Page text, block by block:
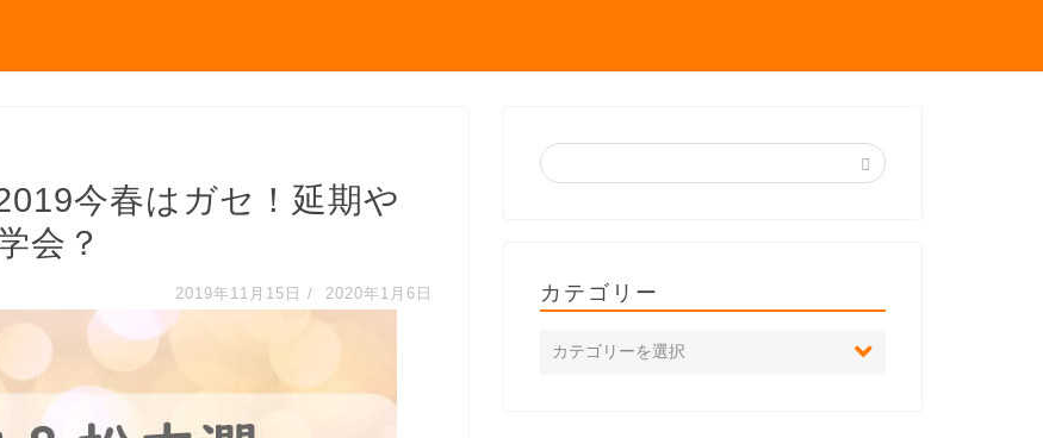
今春はガセ！延期や
会？
2019年11月15日 / 2020年1月6日 カテゴリー